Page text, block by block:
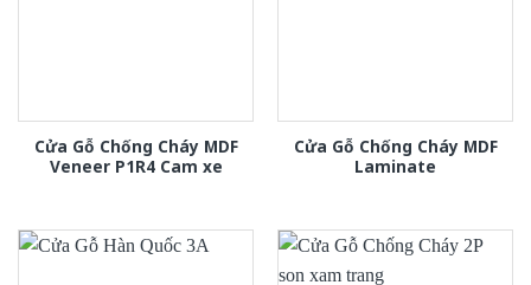
Cửa Gỗ Chống Cháy MDF
Veneer P1R4 Cam xe
Cửa Gỗ Chống Cháy MDF
Laminate